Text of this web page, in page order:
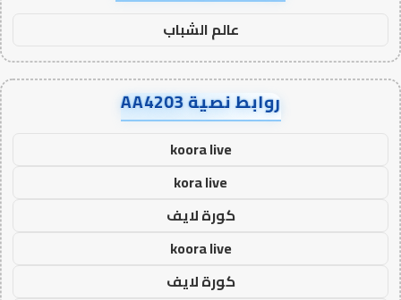
عالم الشباب
روابط نصية AA4203
koora live
kora live
كورة لايف
koora live
كورة لايف